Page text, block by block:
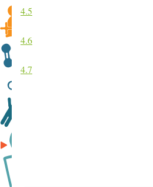
4.5
4.6
4.7